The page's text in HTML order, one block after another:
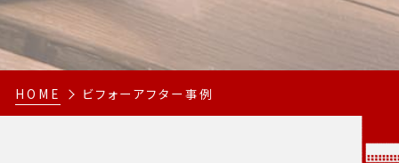
HOME ビフォーアフター事例